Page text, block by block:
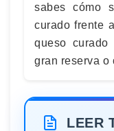
sabes cómo
curado frente
queso
gran reserva o
LEER